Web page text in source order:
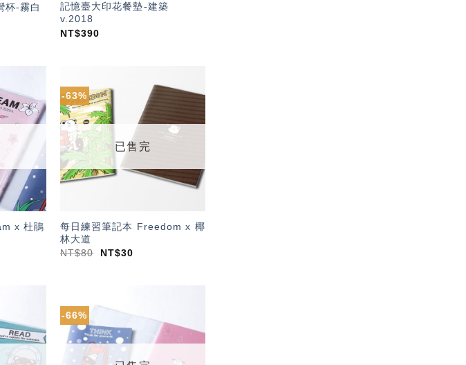
杯-霧白
記憶臺大印花餐墊-建築
v.2018
NT$390
加入
「願
望輕
x 杜鵑
-63%
望輕
單」
已售完
每日練習筆記本 Freedom x 椰
林大道
NT$80 NT$30
加入
「願
望輕
-66%
加入
望輕